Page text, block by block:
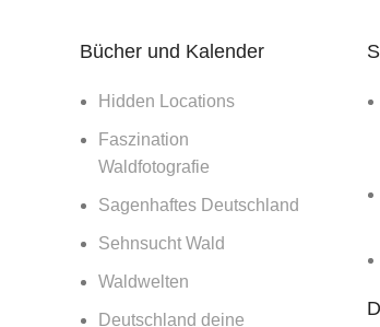
Bücher und Kalender
Hidden Locations
Faszination
Waldfotografie
Sagenhaftes Deutschland
Sehnsucht Wald
Waldwelten
Deutschland deine